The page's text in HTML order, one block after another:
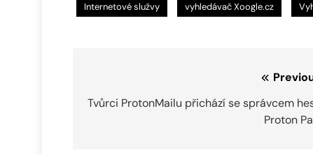
Internetové služvy vyhledávač Xoogle.cz
pro
Tvůrci ProtonMailu přichází se správcem
Proton